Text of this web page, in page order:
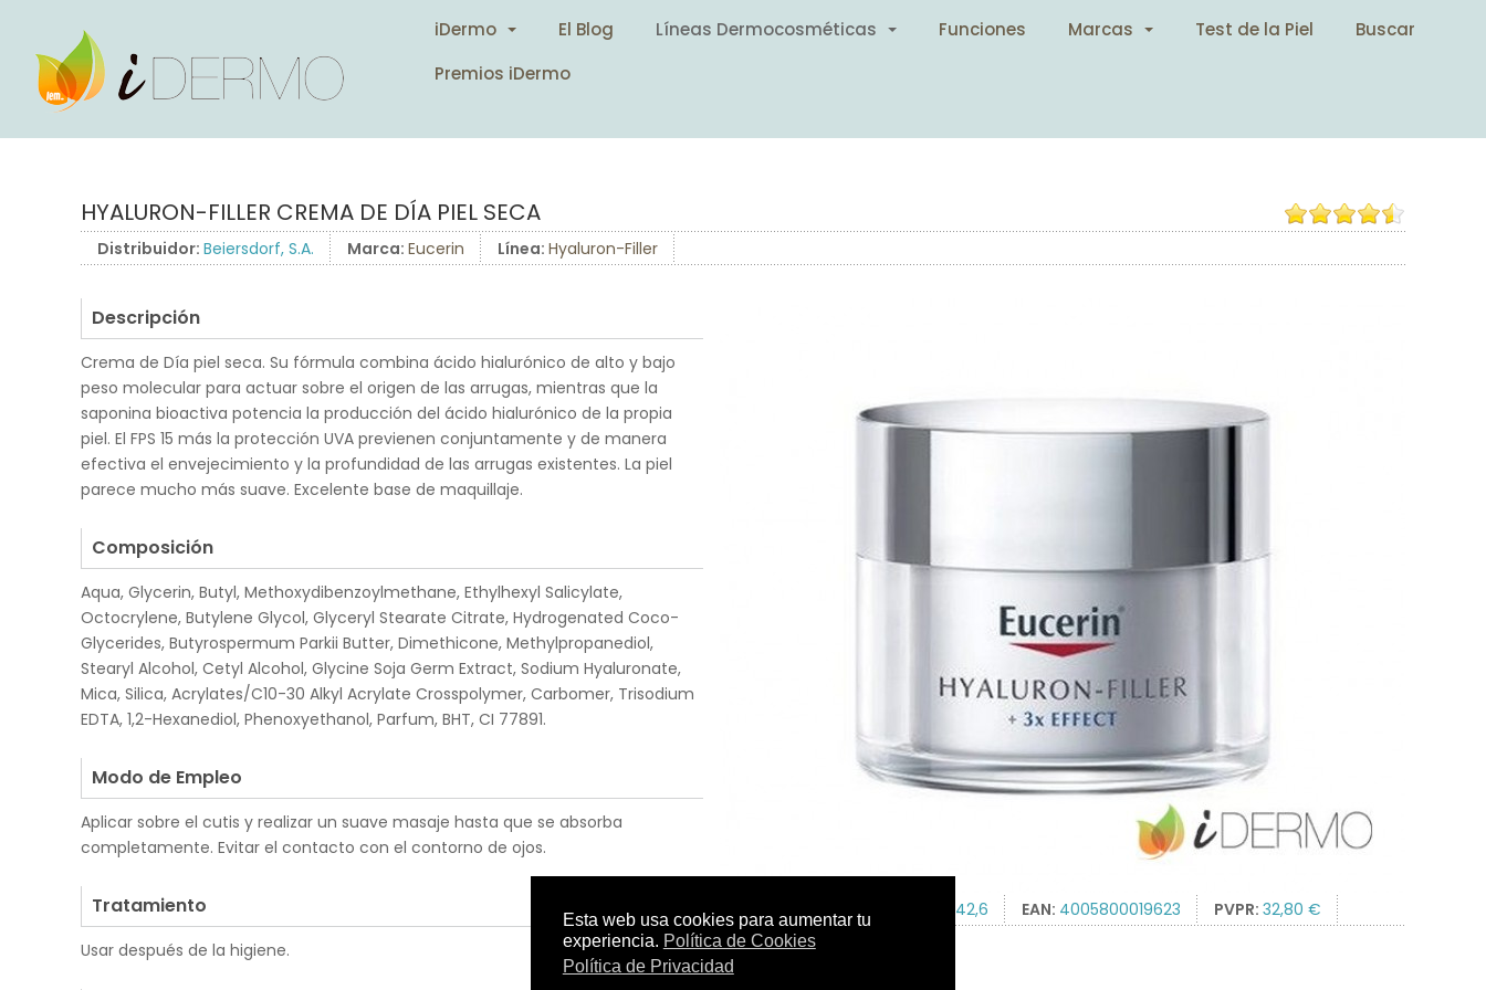
iDermo El Blog Líneas Dermocosméticas Funciones Marcas Test de la Piel
Buscar
Premios iDermo
HYALURON-FILLER CREMA DE DÍA PIEL SECA
Distribuidor: Beiersdorf, S.A. Marca: Eucerin Línea: Hyaluron-Filler
50 ml. 234442,6 EAN: 4005800019623 PVPR: 32,80 €
Descripción
Crema de Día piel seca. Su fórmula combina ácido hialurónico de alto y bajo
peso molecular para actuar sobre el origen de las arrugas, mientras que la
saponina bioactiva potencia la producción del ácido hialurónico de la propia
piel. El FPS 15 más la protección UVA previenen conjuntamente y de manera
efectiva el envejecimiento y la profundidad de las arrugas existentes. La piel
parece mucho más suave. Excelente base de maquillaje.
Composición
Aqua, Glycerin, Butyl, Methoxydibenzoylmethane, Ethylhexyl Salicylate,
Octocrylene, Butylene Glycol, Glyceryl Stearate Citrate, Hydrogenated Coco-
Glycerides, Butyrospermum Parkii Butter, Dimethicone, Methylpropanediol,
Stearyl Alcohol, Cetyl Alcohol, Glycine Soja Germ Extract, Sodium Hyaluronate,
Mica, Silica, Acrylates/C10-30 Alkyl Acrylate Crosspolymer, Carbomer, Trisodium
EDTA, 1,2-Hexanediol, Phenoxyethanol, Parfum, BHT, CI 77891.
Modo de Empleo
Aplicar sobre el cutis y realizar un suave masaje hasta que se absorba
completamente. Evitar el contacto con el contorno de ojos.
Tratamiento
Usar después de la higiene.